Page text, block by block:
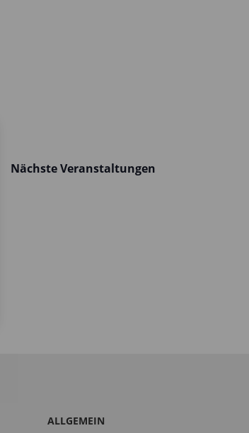
NächsteVeranstaltungen
ALLGEMEIN